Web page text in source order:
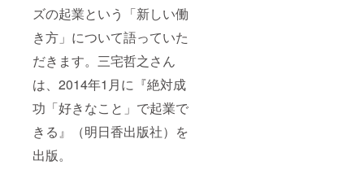
ズの起業という「新しい働
き方」について語っていた
だきます。三宅哲之さん
は、2014年1月に『絶対成
功「好きなこと」で起業で
きる』（明日香出版社）を
出版。